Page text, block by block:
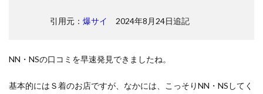
引用元： 爆サイ 2024年8月24日追記
NN・NSの口コミを早速発見できましたね。
基本的にはＳ着のお店ですが、なかには、こっそりNN・NSしてく